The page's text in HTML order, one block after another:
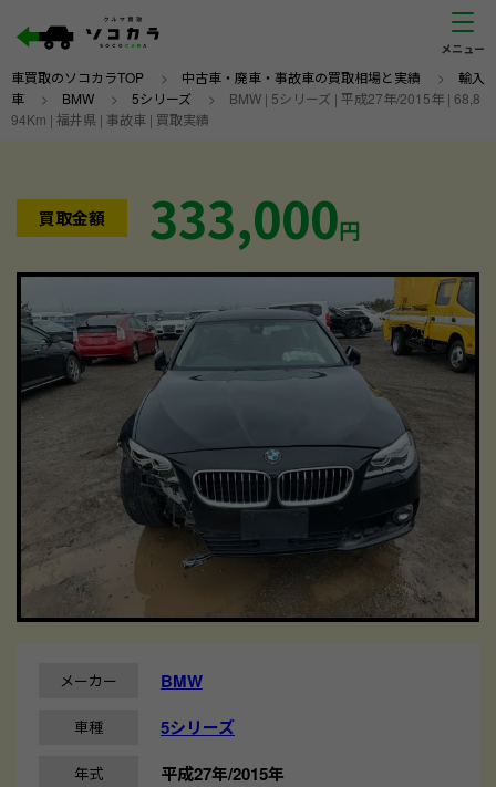
車買取のソコカラTOP > 中古車・廃車・事故車の買取相場と実績 > 輸入
車 > BMW > 5シリーズ > BMW | 5シリーズ | 平成27年/2015年 | 68,8
94Km | 福井県 | 事故車 | 買取実績
買取金額 333,000円
メーカー BMW
車種 5シリーズ
年式 平成27年/2015年